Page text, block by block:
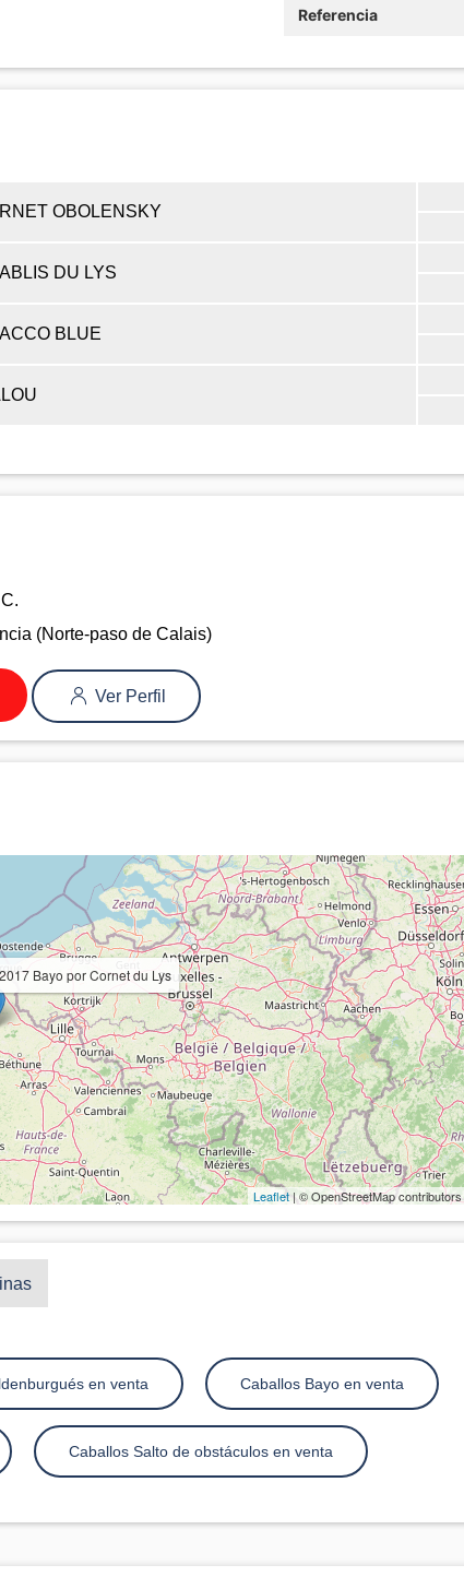
Referencia
OBOLENSKY
DU LYS
BLUE
(Norte-paso de Calais)
Ver Perfil
Bayo por Cornet du Lys
Leaflet| © OpenStreetMap contributors
en venta Caballos Bayo en venta
Caballos Salto de obstáculos en venta